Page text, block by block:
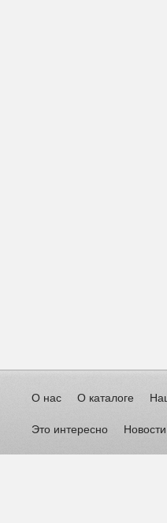
О нас О каталоге
Это интересно